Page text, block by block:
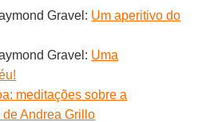
Gravel: Um aperitivo do
Gravel: Uma
meditações sobre a
Andrea Grillo